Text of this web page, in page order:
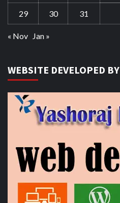
29 30 31
« Nov Jan »
WEBSITE DEVELOPED BY